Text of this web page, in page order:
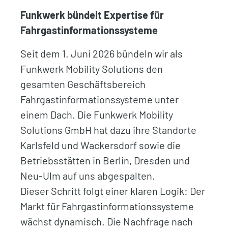
Funkwerk bündelt Expertise für
Fahrgastinformationssysteme
Seit dem 1. Juni 2026 bündeln wir als
Funkwerk Mobility Solutions den
gesamten Geschäftsbereich
Fahrgastinformationssysteme unter
einem Dach. Die Funkwerk Mobility
Solutions GmbH hat dazu ihre Standorte
Karlsfeld und Wackersdorf sowie die
Betriebsstätten in Berlin, Dresden und
Neu-Ulm auf uns abgespalten.
Dieser Schritt folgt einer klaren Logik: Der
Markt für Fahrgastinformationssysteme
wächst dynamisch. Die Nachfrage nach